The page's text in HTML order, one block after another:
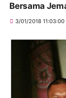
Bersama
3/01/2018 11:03:00